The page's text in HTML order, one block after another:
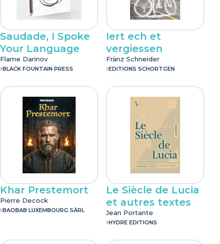
Saudade, I Spoke
Your Language
Flame Darinov
BLACK FOUNTAIN PRESS
Iert ech et
vergiessen
Fränz Schneider
EDITIONS SCHORTGEN
Khar Prestemort
Pierre Decock
BAOBAB LUXEMBOURG SÀRL
Le Siècle de Lucia
et autres textes
Jean Portante
HYDRE EDITIONS